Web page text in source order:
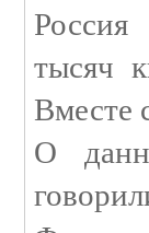
тысяч
Вместе
О